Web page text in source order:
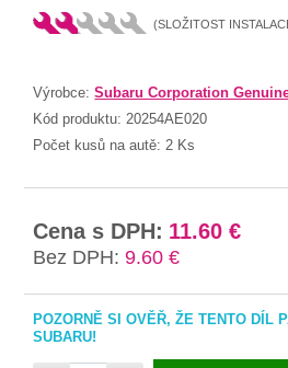
(SLOŽITOST
Výrobce:Subaru Corporation
Kód produktu: 20254AE020
Počet kusů na autě: 2 Ks
Cena s DPH: 11.60 €
Bez DPH: 9.60 €
POZORNĚ SI OVĚŘ, ŽE TENTO DÍL
SUBARU!